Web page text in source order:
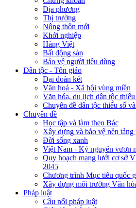
Địa phương
Thị trường
Nông thôn mới
Khởi nghiệp
Hàng Việt
Bất động sản
Bảo vệ người tiêu dùng
Dân tộc - Tôn giáo
Đại đoàn kết
Văn hoá - Xã hội vùng miền
Văn hóa, du lịch dân tộc thiểu
Chuyên đề dân tộc thiểu số
Chuyên đề
Học tập và làm theo Bác
Xây dựng và bảo vệ nền
Đời sống xanh
Việt Nam - Kỷ nguyên vươn
Quy hoạch mạng lưới cơ sở
2045
Chương trình Mục tiêu quốc
Xây dựng môi trường Văn
Pháp luật
Cầu nối pháp luật